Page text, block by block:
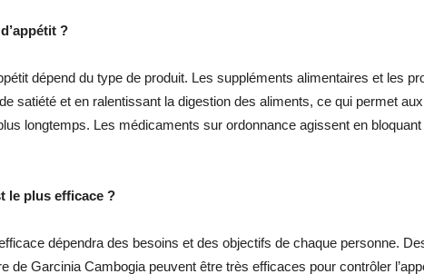
?
dépend du type de produit. Les suppléments alimentaires et les
satiété et en ralentissant la digestion des aliments, ce qui permet
longtemps. Les médicaments sur ordonnance agissent en bloquant
le plus efficace ?
dépendra des besoins et des objectifs de chaque personne.
de Garcinia Cambogia peuvent être très efficaces pour contrôler